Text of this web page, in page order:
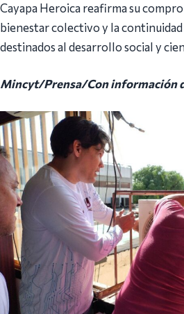
Cayapa Heroica reafirma su
bienestar colectivo y la continuidad
destinados al desarrollo social y
Mincyt/Prensa/Con información